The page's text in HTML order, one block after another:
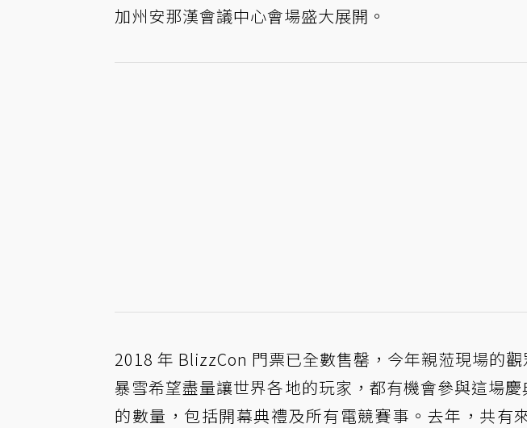
加州安那漢會議中心會場盛大展開。
2018 年 BlizzCon 門票已全數售罄，今年親蒞現場的
暴雪希望盡量讓世界各地的玩家，都有機會參與這場
的數量，包括開幕典禮及所有電競賽事。去年，共有